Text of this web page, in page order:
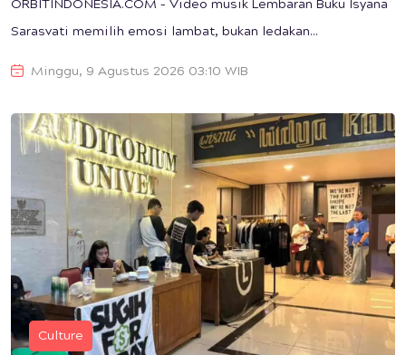
ORBITINDONESIA.COM – Video musik Lembaran Buku Isyana
Sarasvati memilih emosi lambat, bukan ledakan...
Minggu, 9 Agustus 2026 03:10 WIB
Culture